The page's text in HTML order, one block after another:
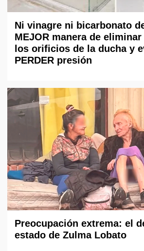
Ni vinagre ni bicarbonato
MEJOR manera de
los orificios de la ducha y
PERDER presión
Preocupación extrema: el
estado de Zulma Lobato